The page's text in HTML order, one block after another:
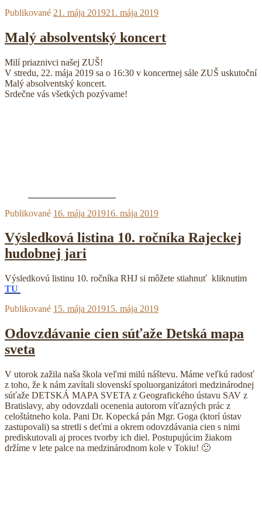
Publikované 21. mája 201921. mája 2019
Malý absolventský koncert
Milí priaznivci našej ZUŠ!
V stredu, 22. mája 2019 sa o 16:30 v koncertnej sále ZUŠ uskutoční
Malý absolventský koncert.
Srdečne vás všetkých pozývame!
Publikované 16. mája 201916. mája 2019
Výsledková listina 10. ročníka Rajeckej
hudobnej jari
Výsledkovú listinu 10. ročníka RHJ si môžete stiahnuť kliknutim
TU
Publikované 15. mája 201915. mája 2019
Odovzdávanie cien súťaže Detská mapa
sveta
V utorok zažila naša škola veľmi milú náštevu. Máme veľkú radosť
z toho, že k nám zavítali slovenskí spoluorganizátori medzinárodnej
súťaže DETSKÁ MAPA SVETA z Geografického ústavu SAV z
Bratislavy, aby odovzdali ocenenia autorom víťazných prác z
celoštátneho kola. Pani Dr. Kopecká pán Mgr. Goga (ktorí ústav
zastupovali) sa stretli s deťmi a okrem odovzdávania cien s nimi
prediskutovali aj proces tvorby ich diel. Postupujúcim žiakom
držíme v lete palce na medzinárodnom kole v Tokiu! 🙂